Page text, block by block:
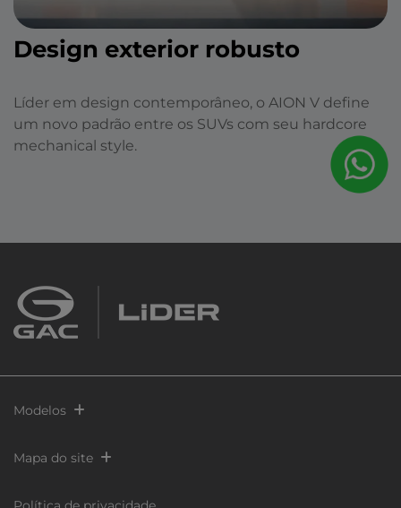
Design exterior robusto
Líder em design contemporâneo, o AION V define
um novo padrão entre os SUVs com seu hardcore
mechanical style.
Modelos
Mapa do site